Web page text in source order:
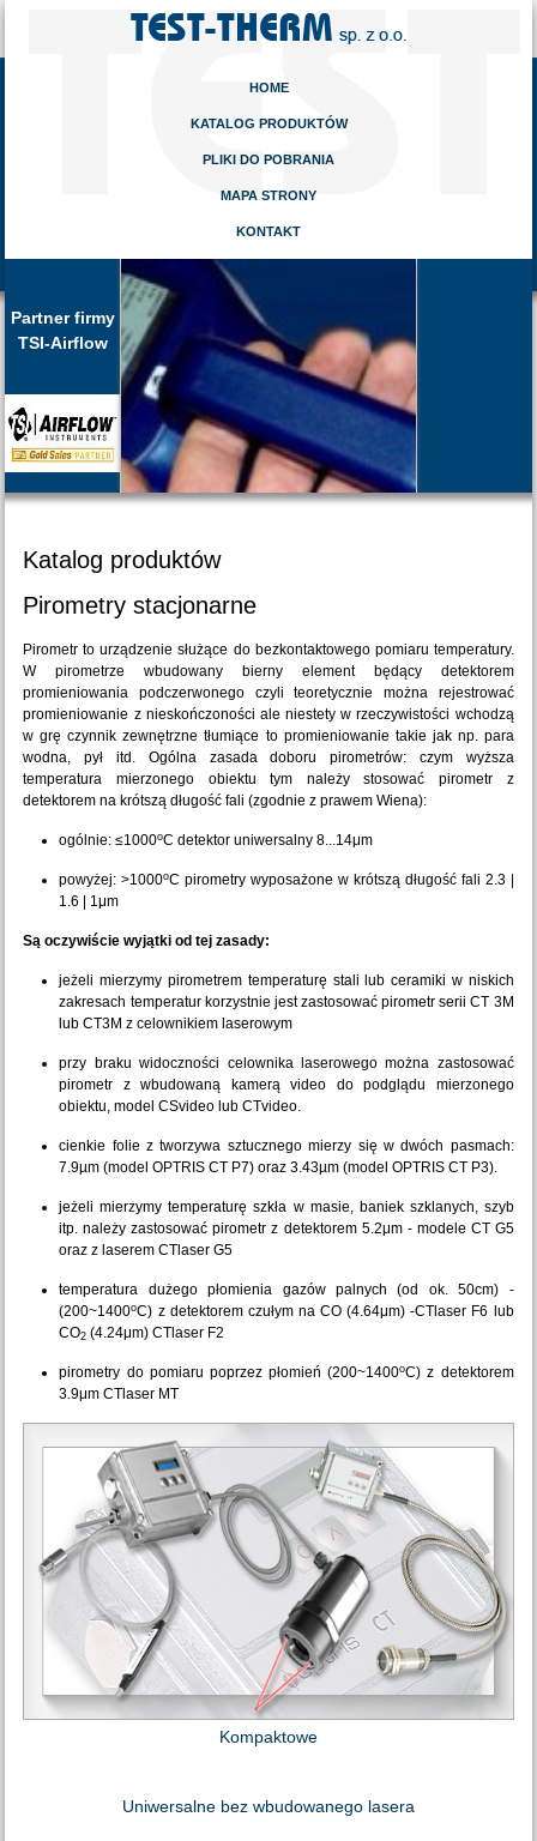
HOME
KATALOG PRODUKTÓW
PLIKI DO POBRANIA
MAPA STRONY
KONTAKT
Partner firmy
TSI-Airflow
Katalog produktów
Pirometry stacjonarne
Pirometr to urządzenie służące do bezkontaktowego pomiaru temperatury.
W pirometrze wbudowany bierny element będący detektorem
promieniowania podczerwonego czyli teoretycznie można rejestrować
promieniowanie z nieskończoności ale niestety w rzeczywistości wchodzą
w grę czynnik zewnętrzne tłumiące to promieniowanie takie jak np. para
wodna, pył itd. Ogólna zasada doboru pirometrów: czym wyższa
temperatura mierzonego obiektu tym należy stosować pirometr z
detektorem na krótszą długość fali (zgodnie z prawem Wiena):
ogólnie: ≤1000oC detektor uniwersalny 8...14μm
powyżej: >1000oC pirometry wyposażone w krótszą długość fali 2.3 |
1.6 | 1μm
Są oczywiście wyjątki od tej zasady:
jeżeli mierzymy pirometrem temperaturę stali lub ceramiki w niskich
zakresach temperatur korzystnie jest zastosować pirometr serii CT 3M
lub CT3M z celownikiem laserowym
przy braku widoczności celownika laserowego można zastosować
pirometr z wbudowaną kamerą video do podglądu mierzonego
obiektu, model CSvideo lub CTvideo.
cienkie folie z tworzywa sztucznego mierzy się w dwóch pasmach:
7.9µm (model OPTRIS CT P7) oraz 3.43µm (model OPTRIS CT P3).
jeżeli mierzymy temperaturę szkła w masie, baniek szklanych, szyb
itp. należy zastosować pirometr z detektorem 5.2μm - modele CT G5
oraz z laserem CTlaser G5
temperatura dużego płomienia gazów palnych (od ok. 50cm) -
(200~1400oC) z detektorem czułym na CO (4.64μm) -CTlaser F6 lub
CO2 (4.24μm) CTlaser F2
pirometry do pomiaru poprzez płomień (200~1400oC) z detektorem
3.9μm CTlaser MT
Kompaktowe
Uniwersalne bez wbudowanego lasera